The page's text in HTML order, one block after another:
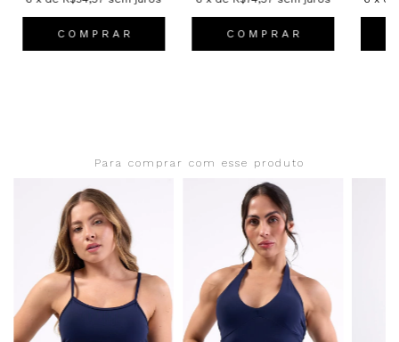
C O M P R A R C O M P R A R
Para comprar com esse produto